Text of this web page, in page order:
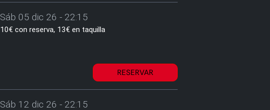
Sáb 05 dic 26 - 22:15
10€ con reserva, 13€ en taquilla
RESERVAR
Sáb 12 dic 26 - 22:15